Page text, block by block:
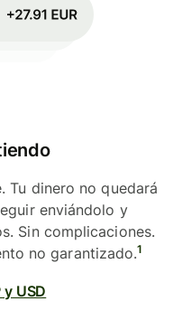
Tu dinero no quedará
enviándolo y
Sin complicaciones.
no garantizado.1
y USD